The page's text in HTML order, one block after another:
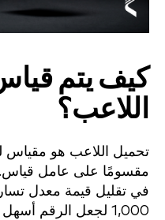
كيف يتم
اللاعب؟
تحميل اللاعب هو مقياس
مقسومًا على عامل قياس.
في تقليل قيمة معدل
1,000 لجعل الرقم